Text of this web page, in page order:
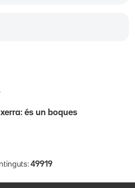
.
és un boques
49919